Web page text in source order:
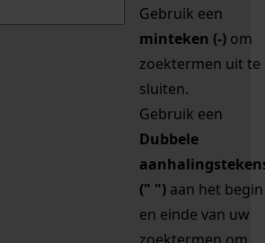
Gebruik een
minteken (-) om
zoektermen uit te
sluiten.
Gebruik een
Dubbele
(" ") aan het begin
en einde van uw